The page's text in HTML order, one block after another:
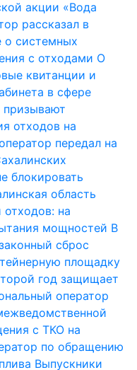
акции «Вода
рассказал в
о системных
с отходами О
квитанции и
в сфере
призывают
отходов на
передал на
блокировать
область
отходов: на
мощностей В
сброс
площадку
год защищает
оператор
с ТКО на
по обращению
Выпускники